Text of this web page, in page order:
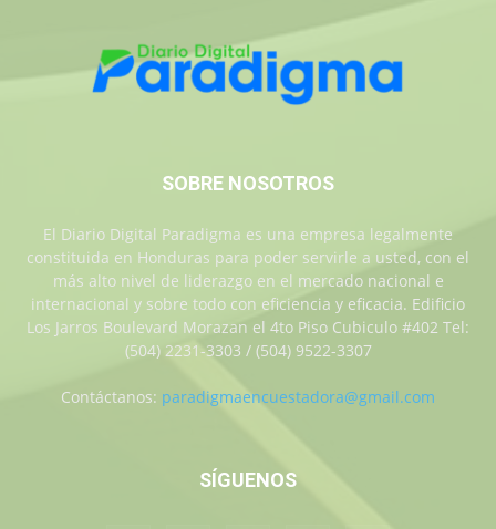
SOBRE NOSOTROS
El Diario Digital Paradigma es una empresa legalmente
constituida en Honduras para poder servirle a usted, con el
más alto nivel de liderazgo en el mercado nacional e
internacional y sobre todo con eficiencia y eficacia. Edificio
Los Jarros Boulevard Morazan el 4to Piso Cubiculo #402 Tel:
(504) 2231-3303 / (504) 9522-3307
Contáctanos: paradigmaencuestadora@gmail.com
SÍGUENOS